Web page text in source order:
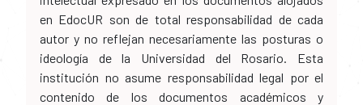
en EdocUR son de total responsabilidad de cada
autor y no reflejan necesariamente las posturas o
ideología de la Universidad del Rosario. Esta
institución no asume responsabilidad legal por el
contenido de los documentos académicos y